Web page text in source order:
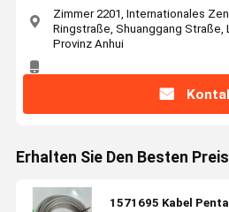
Zimmer 2201, Internationales
Ringstraße, Shuanggang Straße,
Provinz Anhui
Erhalten Sie Den Besten
1571695 Kabel